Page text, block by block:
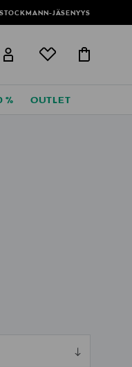
JÄSENYYS
% OUTLET